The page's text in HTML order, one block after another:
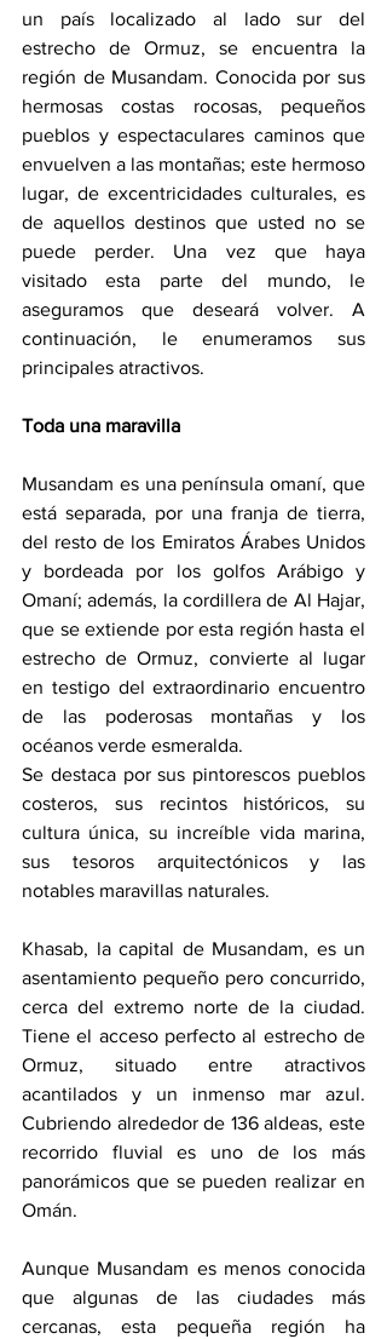
un país localizado al lado sur del
estrecho de Ormuz, se encuentra la
región de Musandam. Conocida por sus
hermosas costas rocosas, pequeños
pueblos y espectaculares caminos que
envuelven a las montañas; este hermoso
lugar, de excentricidades culturales, es
de aquellos destinos que usted no se
puede perder. Una vez que haya
visitado esta parte del mundo, le
aseguramos que deseará volver. A
continuación, le enumeramos sus
principales atractivos.
Toda una maravilla
Musandam es una península omaní, que
está separada, por una franja de tierra,
del resto de los Emiratos Árabes Unidos
y bordeada por los golfos Arábigo y
Omaní; además, la cordillera de Al Hajar,
que se extiende por esta región hasta el
estrecho de Ormuz, convierte al lugar
en testigo del extraordinario encuentro
de las poderosas montañas y los
océanos verde esmeralda.
Se destaca por sus pintorescos pueblos
costeros, sus recintos históricos, su
cultura única, su increíble vida marina,
sus tesoros arquitectónicos y las
notables maravillas naturales.
Khasab, la capital de Musandam, es un
asentamiento pequeño pero concurrido,
cerca del extremo norte de la ciudad.
Tiene el acceso perfecto al estrecho de
Ormuz, situado entre atractivos
acantilados y un inmenso mar azul.
Cubriendo alrededor de 136 aldeas, este
recorrido fluvial es uno de los más
panorámicos que se pueden realizar en
Omán.
Aunque Musandam es menos conocida
que algunas de las ciudades más
cercanas, esta pequeña región ha